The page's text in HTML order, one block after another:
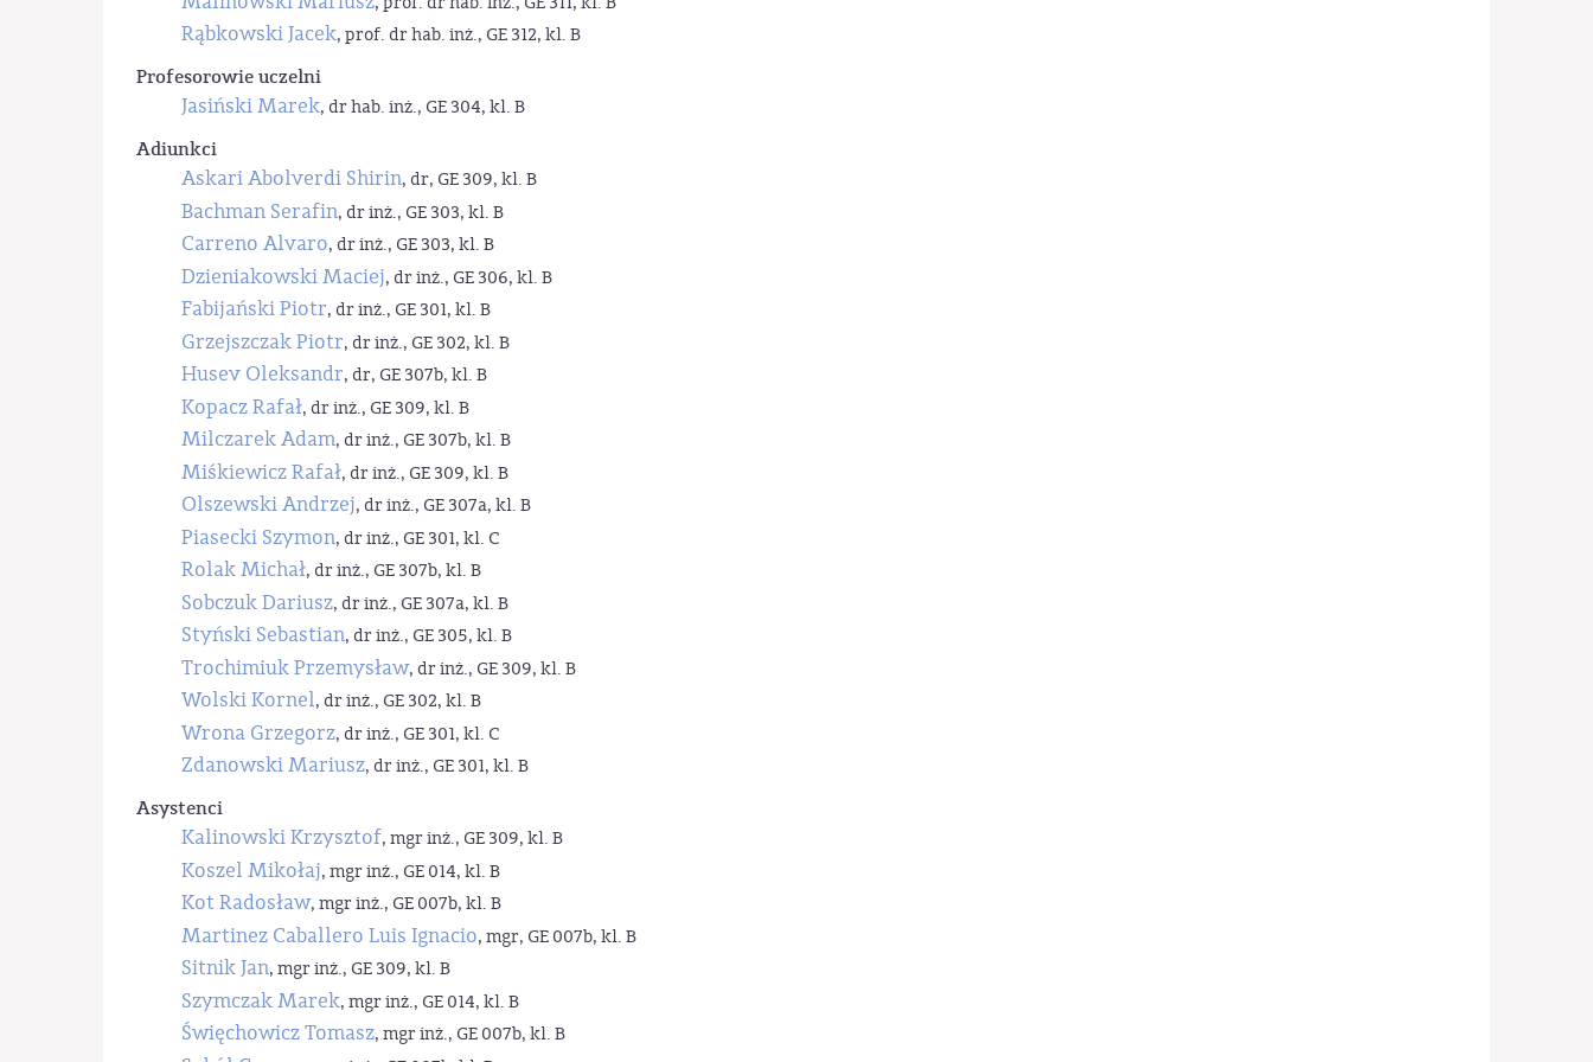
Rąbkowski Jacek, prof. dr hab. inż., GE 312, kl. B
Profesorowie uczelni
Jasiński Marek, dr hab. inż., GE 304, kl. B
Adiunkci
Askari Abolverdi Shirin, dr, GE 309, kl. B
Bachman Serafin, dr inż., GE 303, kl. B
Carreno Alvaro, dr inż., GE 303, kl. B
Dzieniakowski Maciej, dr inż., GE 306, kl. B
Fabijański Piotr, dr inż., GE 301, kl. B
Grzejszczak Piotr, dr inż., GE 302, kl. B
Husev Oleksandr, dr, GE 307b, kl. B
Kopacz Rafał, dr inż., GE 309, kl. B
Milczarek Adam, dr inż., GE 307b, kl. B
Miśkiewicz Rafał, dr inż., GE 309, kl. B
Olszewski Andrzej, dr inż., GE 307a, kl. B
Piasecki Szymon, dr inż., GE 301, kl. C
Rolak Michał, dr inż., GE 307b, kl. B
Sobczuk Dariusz, dr inż., GE 307a, kl. B
Styński Sebastian, dr inż., GE 305, kl. B
Trochimiuk Przemysław, dr inż., GE 309, kl. B
Wolski Kornel, dr inż., GE 302, kl. B
Wrona Grzegorz, dr inż., GE 301, kl. C
Zdanowski Mariusz, dr inż., GE 301, kl. B
Asystenci
Kalinowski Krzysztof, mgr inż., GE 309, kl. B
Koszel Mikołaj, mgr inż., GE 014, kl. B
Kot Radosław, mgr inż., GE 007b, kl. B
Martinez Caballero Luis Ignacio, mgr, GE 007b, kl. B
Sitnik Jan, mgr inż., GE 309, kl. B
Szymczak Marek, mgr inż., GE 014, kl. B
Święchowicz Tomasz, mgr inż., GE 007b, kl. B